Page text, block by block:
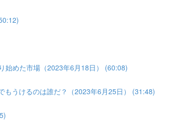
始めた市場（2023年6月18日） (60:08)
もうけるのは誰だ？（2023年6月25日） (31:48)